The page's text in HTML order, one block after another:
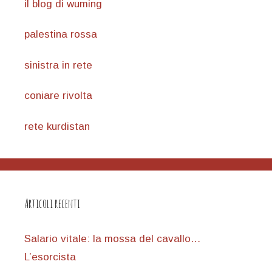
il blog di wuming
palestina rossa
sinistra in rete
coniare rivolta
rete kurdistan
Articoli recenti
Salario vitale: la mossa del cavallo…
L’esorcista